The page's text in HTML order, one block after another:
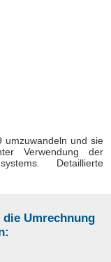
umzuwandeln und sie
Verwendung der
Detaillierte
Umrechnung